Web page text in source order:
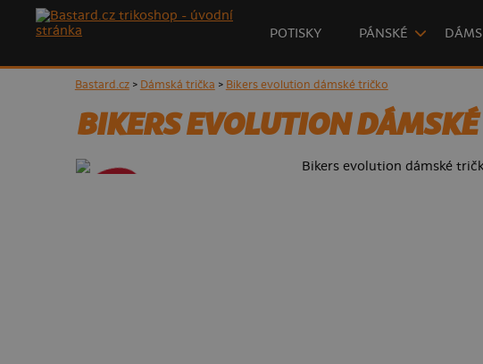
POTISKY PÁNSKÉ
Bastard.cz> Dámská trička > Bikers evolution dámské tričko
BIKERS EVOLUTION DÁMSKÉ